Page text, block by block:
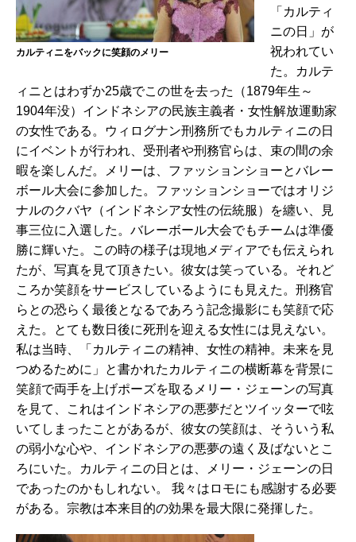
カルティニをバックに笑顔のメリー
「カルティ
ニの日」が
祝われてい
た。カルテ
ィニとはわずか25歳でこの世を去った（1879年生～
1904年没）インドネシアの民族主義者・女性解放運動家
の女性である。ウィログナン刑務所でもカルティニの日
にイベントが行われ、受刑者や刑務官らは、束の間の余
暇を楽しんだ。メリーは、ファッションショーとバレー
ボール大会に参加した。ファッションショーではオリジ
ナルのクバヤ（インドネシア女性の伝統服）を纏い、見
事三位に入選した。バレーボール大会でもチームは準優
勝に輝いた。この時の様子は現地メディアでも伝えられ
たが、写真を見て頂きたい。彼女は笑っている。それど
ころか笑顔をサービスしているようにも見えた。刑務官
らとの恐らく最後となるであろう記念撮影にも笑顔で応
えた。とても数日後に死刑を迎える女性には見えない。
私は当時、「カルティニの精神、女性の精神。未来を見
つめるために」と書かれたカルティニの横断幕を背景に
笑顔で両手を上げポーズを取るメリー・ジェーンの写真
を見て、これはインドネシアの悪夢だとツイッターで呟
いてしまったことがあるが、彼女の笑顔は、そういう私
の弱小な心や、インドネシアの悪夢の遠く及ばないとこ
ろにいた。カルティニの日とは、メリー・ジェーンの日
であったのかもしれない。 我々はロモにも感謝する必要
がある。宗教は本来目的の効果を最大限に発揮した。